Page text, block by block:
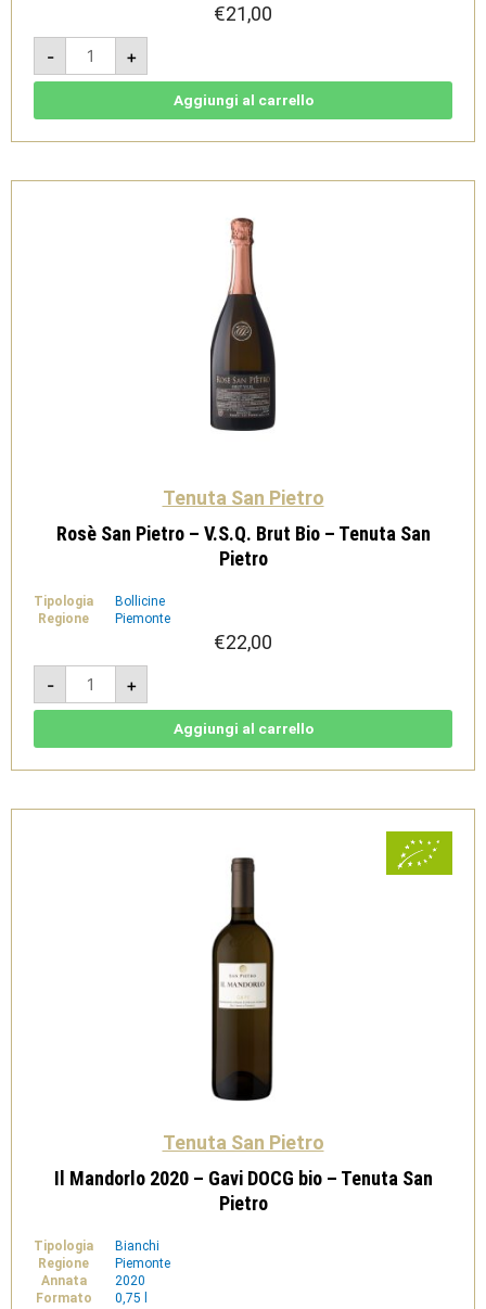
€21,00
-
Nero
2023
-
Monferrato
Tenuta
quantità
+
Aggiungi al carrello
Tenuta San Pietro
Rosè San Pietro – V.S.Q. Brut Bio – Tenuta San
Pietro
Tipologia
Bollicine
Regione
Piemonte
€22,00
-
Rosè
San
Pietro
-
-
Pietro
+
Aggiungi al carrello
Tenuta San Pietro
Il Mandorlo 2020 – Gavi DOCG bio – Tenuta San
Pietro
Tipologia
Bianchi
Regione
Piemonte
Annata
2020
Formato
0,75 l